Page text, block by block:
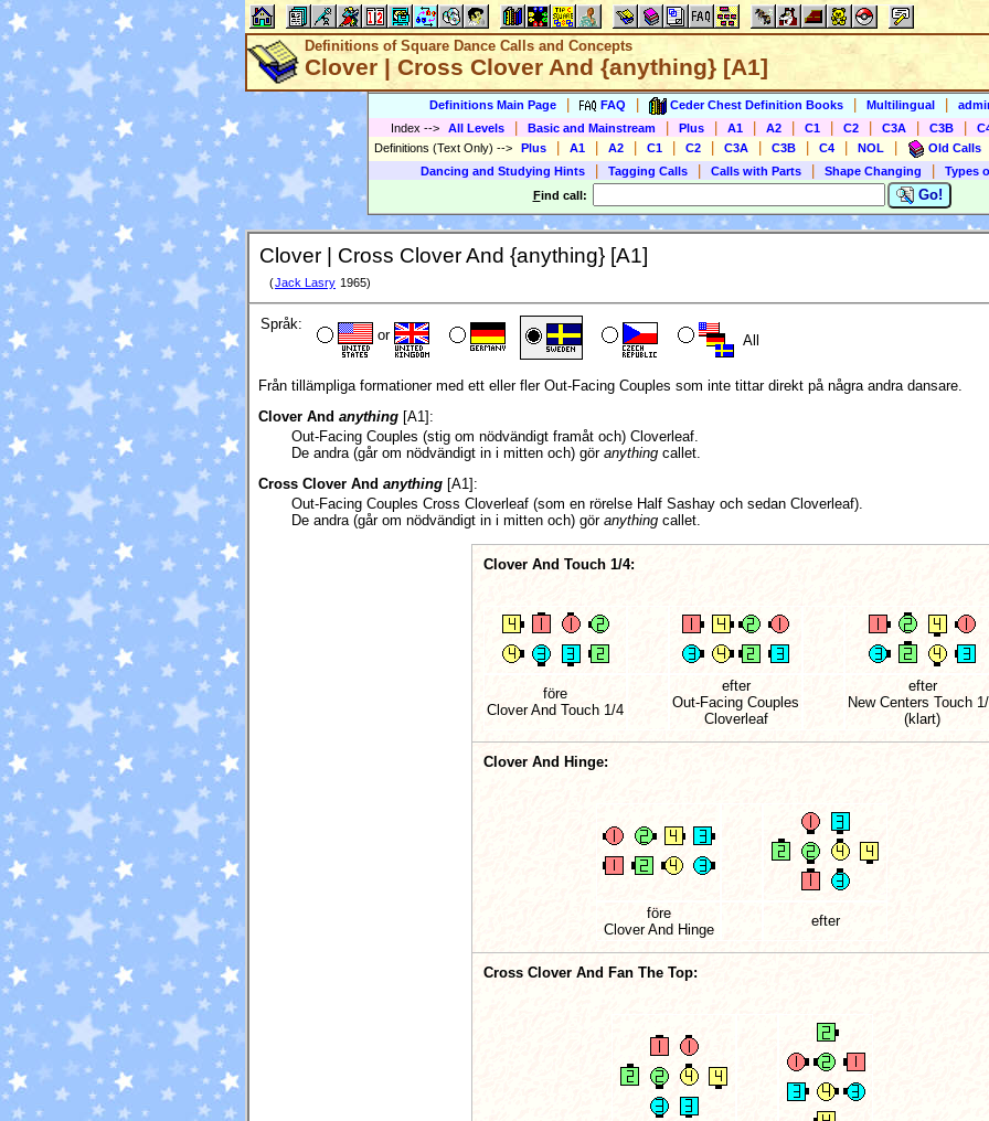
Definitions of Square Dance Calls and Concepts
Clover | Cross Clover And {anything} [A1]
Definitions Main Page FAQ Ceder Chest Definition Books Multilingual
Index --> All Levels Basic and Mainstream Plus A1 A2 C1 C2 C3A C3B
Definitions (Text Only) --> Plus A1 A2 C1 C2 C3A C3B C4 NOL
Old Calls
Dancing and Studying Hints
Tagging Calls Calls with Parts Shape Changing
Types
Find call: Go!
Clover | Cross Clover And {anything} [A1]
(Jack Lasry 1965)
Språk:
or All
Från tillämpliga formationer med ett eller fler Out-Facing Couples som inte tittar direkt på några andra dansare.
Clover And anything [A1]:
Out-Facing Couples (stig om nödvändigt framåt och) Cloverleaf.
De andra (går om nödvändigt in i mitten och) gör anything callet.
Cross Clover And anything [A1]:
Out-Facing Couples Cross Cloverleaf (som en rörelse Half Sashay och sedan Cloverleaf).
De andra (går om nödvändigt in i mitten och) gör anything callet.
Clover And Touch 1/4:
före
Clover And Touch 1/4
efter
Out-Facing Couples
Cloverleaf
efter
New Centers Touch
(klart)
Clover And Hinge:
före
Clover And Hinge
efter
Cross Clover And Fan The Top: